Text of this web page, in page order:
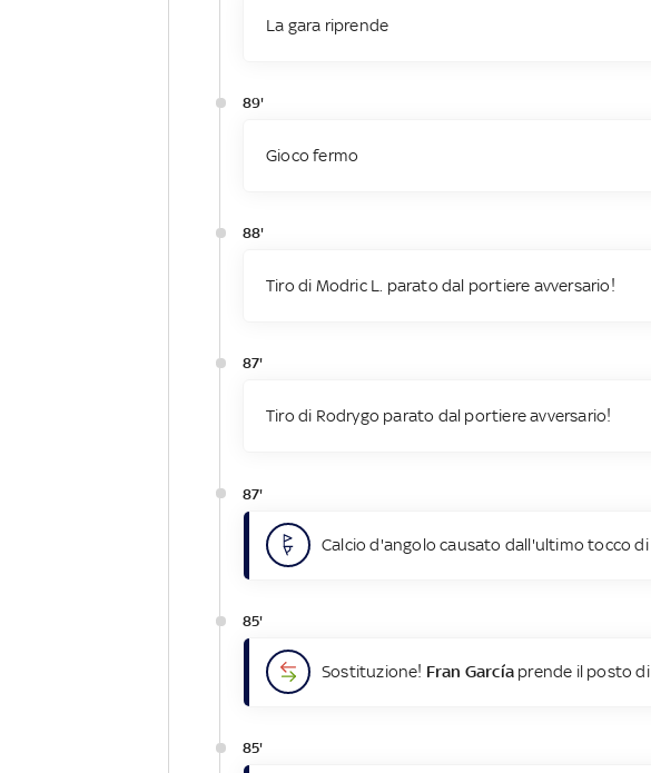
La gara riprende
89'
Gioco fermo
88'
Tiro di Modric L. parato dal portiere avversario!
87'
Tiro di Rodrygo parato dal portiere avversario!
87'
Calcio d'angolo causato dall'ultimo tocco di
85'
Sostituzione! Fran García prende il posto di
85'